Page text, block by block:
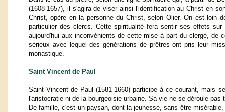
(1608-1657), il s'agira de viser ainsi l'identification au Christ en
Christ, opère en la personne du Christ, selon Olier. On est loin
particulier des clercs. Cette spiritualité fera sentir ses effets
aujourd'hui aux inconvénients de cette mise à part du clergé, de
sérieux avec lequel des générations de prêtres ont pris leur
monastique.
Saint Vincent de Paul
Saint Vincent de Paul (1581-1660) participe à ce courant, mais
l'aristocratie ni de la bourgeoisie urbaine. Sa vie ne se déroule
De famille, c'est un paysan, dont la jeunesse, sans être